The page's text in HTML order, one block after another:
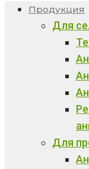
Продукция
Для
Для